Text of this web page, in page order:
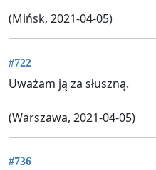
(Mińsk, 2021-04-05)
#722
Uważam ją za słuszną.
(Warszawa, 2021-04-05)
#736